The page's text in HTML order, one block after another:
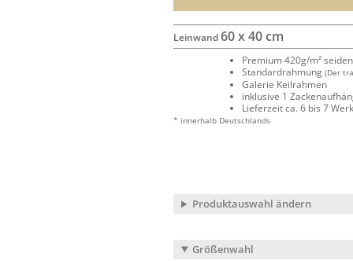
Leinwand60 x 40 cm
Premium 420g/m²
Standardrahmung (Der
Galerie Keilrahmen
inklusive 1
Lieferzeit ca. 6 bis 7
* innerhalb Deutschlands
Produktauswahl ändern
Größenwahl